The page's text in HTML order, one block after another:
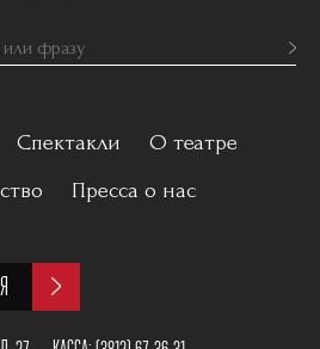
Спектакли
Вечерний репертуар
О театре
История
Пресса о нас